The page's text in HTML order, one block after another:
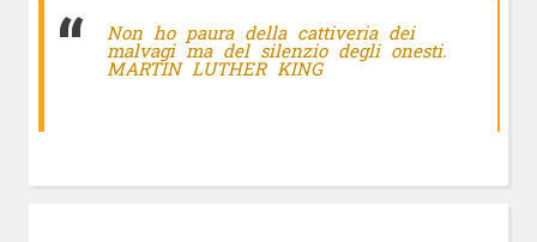
Non ho paura della cattiveria dei
malvagi ma del silenzio degli onesti.
MARTIN LUTHER KING